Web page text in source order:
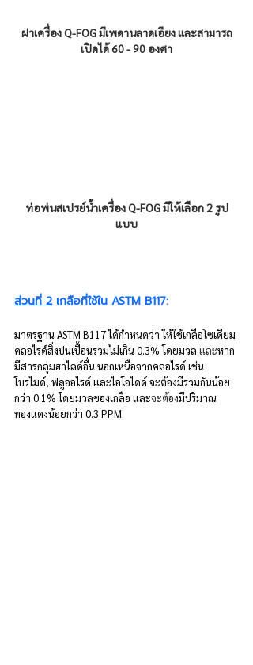
ฝาเครื่อง Q-FOG มีเพดานลาดเอียง และสามารถ
เปิดได้ 60 - 90 องศา
ท่อพ่นสเปรย์น้ำเครื่อง Q-FOG มีให้เลือก 2 รูป
แบบ
ส่วนที่ 2 เกลือที่ใช้ใน ASTM B117:
มาตรฐาน ASTM B117 ได้กำหนดว่า ให้ใช้เกลือโซเดียม
คลอไรด์สิ่งปนเปื้อนรวมไม่เกิน 0.3% โดยมวล และหาก
มีสารกลุ่มฮาไลด์อื่น นอกเหนือจากคลอไรด์ เช่น
โบรไมด์, ฟลูออไรด์ และไอโอไดด์ จะต้องมีรวมกันน้อย
กว่า 0.1% โดยมวลของเกลือ และจะต้องมีปริมาณ
ทองแดงน้อยกว่า 0.3 PPM